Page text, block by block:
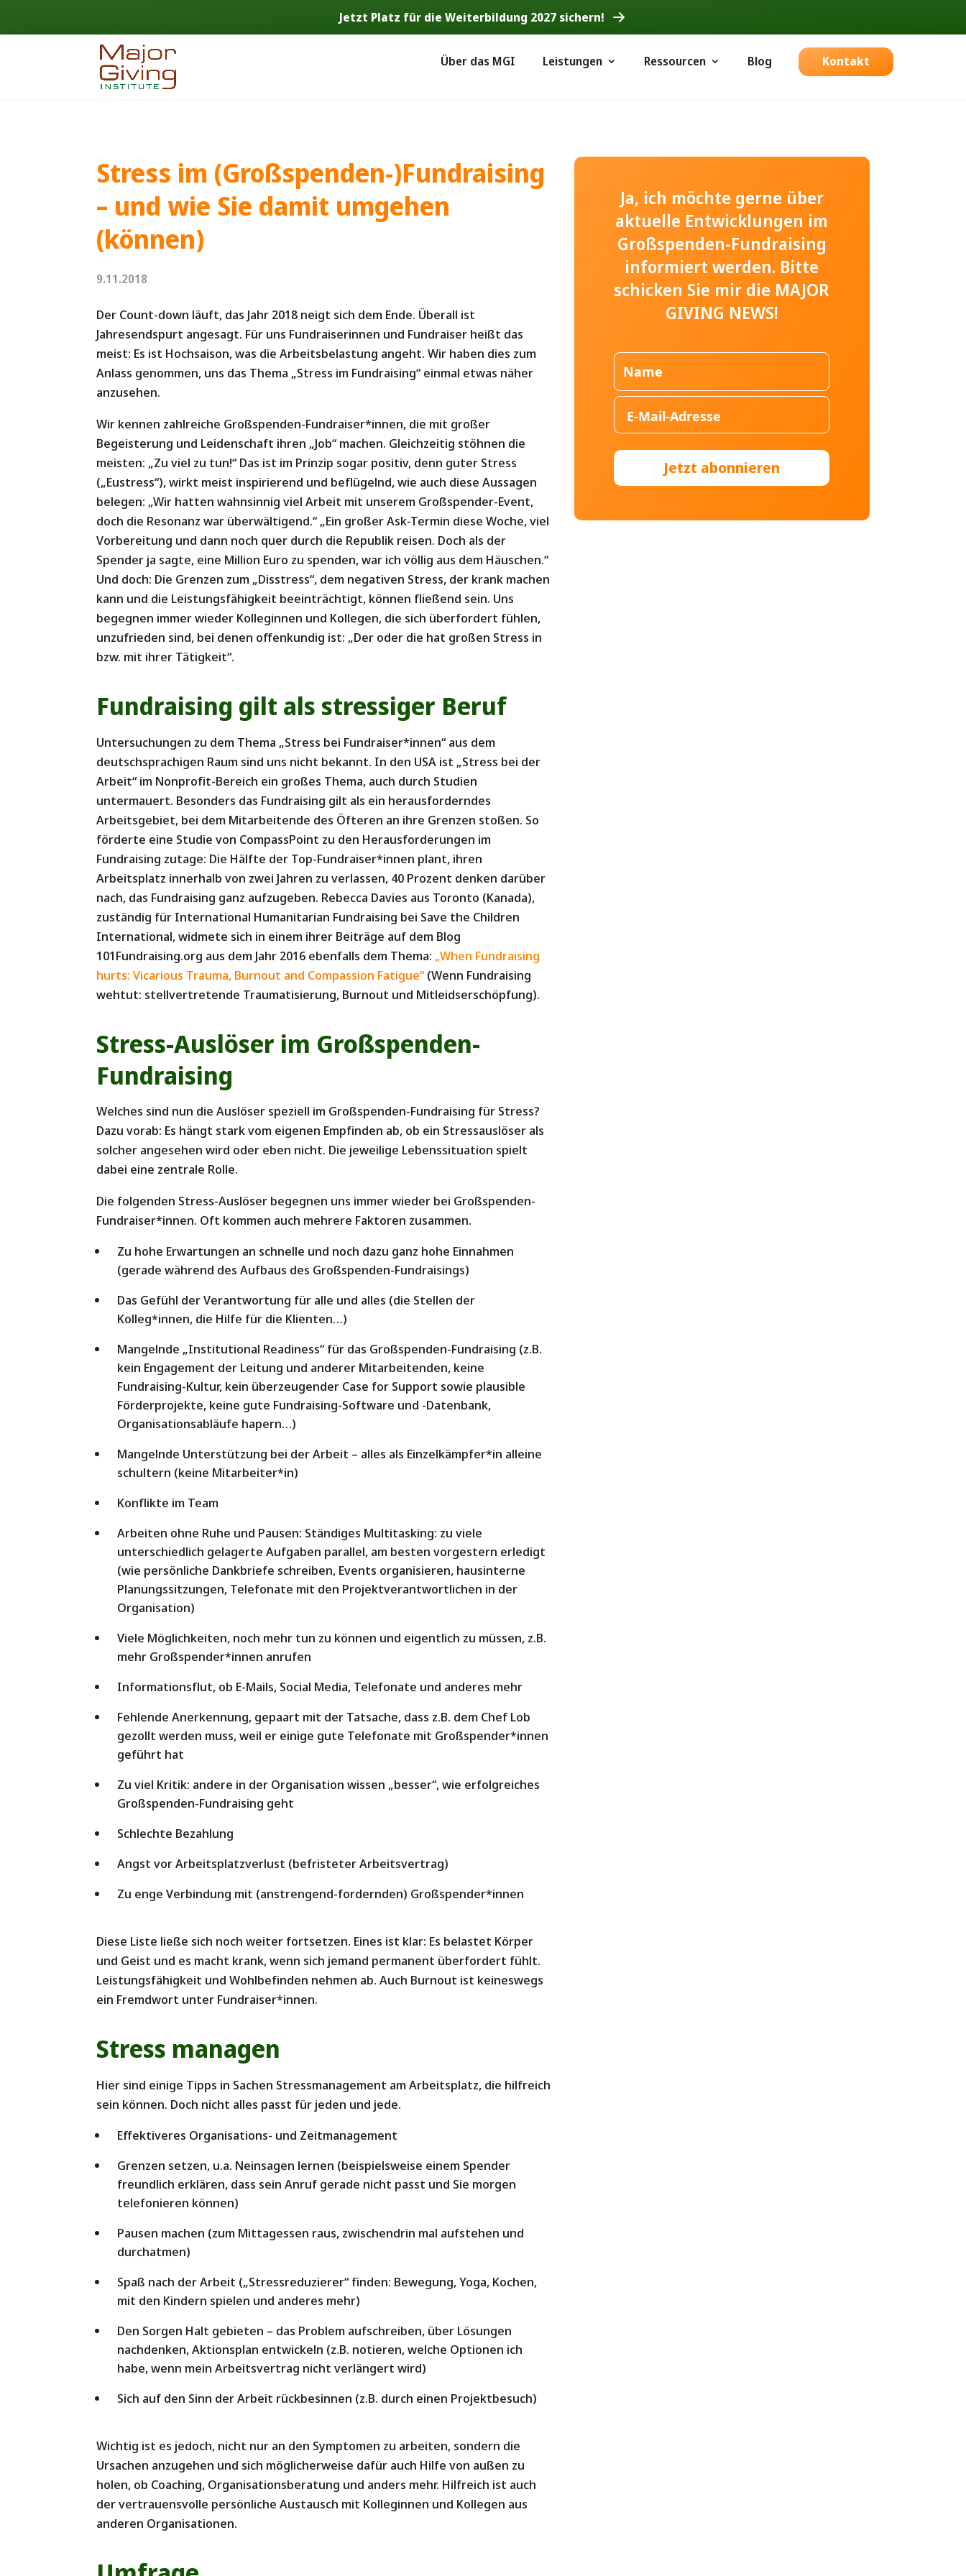
Jetzt Platz für die Weiterbildung 2027 sichern!
Über das MGI Leistungen Ressourcen Blog Kontakt
Stress im (Großspenden-)Fundraising
– und wie Sie damit umgehen
(können)
9.11.2018
Der Count-down läuft, das Jahr 2018 neigt sich dem Ende. Überall ist
Jahresendspurt angesagt. Für uns Fundraiserinnen und Fundraiser heißt das
meist: Es ist Hochsaison, was die Arbeitsbelastung angeht. Wir haben dies zum
Anlass genommen, uns das Thema „Stress im Fundraising“ einmal etwas näher
anzusehen.
Wir kennen zahlreiche Großspenden-Fundraiser*innen, die mit großer
Begeisterung und Leidenschaft ihren „Job“ machen. Gleichzeitig stöhnen die
meisten: „Zu viel zu tun!“ Das ist im Prinzip sogar positiv, denn guter Stress
(„Eustress“), wirkt meist inspirierend und beflügelnd, wie auch diese Aussagen
belegen: „Wir hatten wahnsinnig viel Arbeit mit unserem Großspender-Event,
doch die Resonanz war überwältigend.“ „Ein großer Ask-Termin diese Woche, viel
Vorbereitung und dann noch quer durch die Republik reisen. Doch als der
Spender ja sagte, eine Million Euro zu spenden, war ich völlig aus dem Häuschen.“
Und doch: Die Grenzen zum „Disstress“, dem negativen Stress, der krank machen
kann und die Leistungsfähigkeit beeinträchtigt, können fließend sein. Uns
begegnen immer wieder Kolleginnen und Kollegen, die sich überfordert fühlen,
unzufrieden sind, bei denen offenkundig ist: „Der oder die hat großen Stress in
bzw. mit ihrer Tätigkeit“.
Fundraising gilt als stressiger Beruf
Untersuchungen zu dem Thema „Stress bei Fundraiser*innen“ aus dem
deutschsprachigen Raum sind uns nicht bekannt. In den USA ist „Stress bei der
Arbeit“ im Nonprofit-Bereich ein großes Thema, auch durch Studien
untermauert. Besonders das Fundraising gilt als ein herausforderndes
Arbeitsgebiet, bei dem Mitarbeitende des Öfteren an ihre Grenzen stoßen. So
förderte eine Studie von CompassPoint zu den Herausforderungen im
Fundraising zutage: Die Hälfte der Top-Fundraiser*innen plant, ihren
Arbeitsplatz innerhalb von zwei Jahren zu verlassen, 40 Prozent denken darüber
nach, das Fundraising ganz aufzugeben. Rebecca Davies aus Toronto (Kanada),
zuständig für International Humanitarian Fundraising bei Save the Children
International, widmete sich in einem ihrer Beiträge auf dem Blog
101Fundraising.org aus dem Jahr 2016 ebenfalls dem Thema: „When Fundraising
hurts: Vicarious Trauma, Burnout and Compassion Fatigue“ (Wenn Fundraising
wehtut: stellvertretende Traumatisierung, Burnout und Mitleidserschöpfung).
Stress-Auslöser im Großspenden-
Fundraising
Welches sind nun die Auslöser speziell im Großspenden-Fundraising für Stress?
Dazu vorab: Es hängt stark vom eigenen Empfinden ab, ob ein Stressauslöser als
solcher angesehen wird oder eben nicht. Die jeweilige Lebenssituation spielt
dabei eine zentrale Rolle.
Die folgenden Stress-Auslöser begegnen uns immer wieder bei Großspenden-
Fundraiser*innen. Oft kommen auch mehrere Faktoren zusammen.
Zu hohe Erwartungen an schnelle und noch dazu ganz hohe Einnahmen
(gerade während des Aufbaus des Großspenden-Fundraisings)
Das Gefühl der Verantwortung für alle und alles (die Stellen der
Kolleg*innen, die Hilfe für die Klienten…)
Mangelnde „Institutional Readiness“ für das Großspenden-Fundraising (z.B.
kein Engagement der Leitung und anderer Mitarbeitenden, keine
Fundraising-Kultur, kein überzeugender Case for Support sowie plausible
Förderprojekte, keine gute Fundraising-Software und -Datenbank,
Organisationsabläufe hapern…)
Mangelnde Unterstützung bei der Arbeit – alles als Einzelkämpfer*in alleine
schultern (keine Mitarbeiter*in)
Konflikte im Team
Arbeiten ohne Ruhe und Pausen: Ständiges Multitasking: zu viele
unterschiedlich gelagerte Aufgaben parallel, am besten vorgestern erledigt
(wie persönliche Dankbriefe schreiben, Events organisieren, hausinterne
Planungssitzungen, Telefonate mit den Projektverantwortlichen in der
Organisation)
Viele Möglichkeiten, noch mehr tun zu können und eigentlich zu müssen, z.B.
mehr Großspender*innen anrufen
Informationsflut, ob E-Mails, Social Media, Telefonate und anderes mehr
Fehlende Anerkennung, gepaart mit der Tatsache, dass z.B. dem Chef Lob
gezollt werden muss, weil er einige gute Telefonate mit Großspender*innen
geführt hat
Zu viel Kritik: andere in der Organisation wissen „besser“, wie erfolgreiches
Großspenden-Fundraising geht
Schlechte Bezahlung
Angst vor Arbeitsplatzverlust (befristeter Arbeitsvertrag)
Zu enge Verbindung mit (anstrengend-fordernden) Großspender*innen
Diese Liste ließe sich noch weiter fortsetzen. Eines ist klar: Es belastet Körper
und Geist und es macht krank, wenn sich jemand permanent überfordert fühlt.
Leistungsfähigkeit und Wohlbefinden nehmen ab. Auch Burnout ist keineswegs
ein Fremdwort unter Fundraiser*innen.
Stress managen
Hier sind einige Tipps in Sachen Stressmanagement am Arbeitsplatz, die hilfreich
sein können. Doch nicht alles passt für jeden und jede.
Effektiveres Organisations- und Zeitmanagement
Grenzen setzen, u.a. Neinsagen lernen (beispielsweise einem Spender
freundlich erklären, dass sein Anruf gerade nicht passt und Sie morgen
telefonieren können)
Pausen machen (zum Mittagessen raus, zwischendrin mal aufstehen und
durchatmen)
Spaß nach der Arbeit („Stressreduzierer“ finden: Bewegung, Yoga, Kochen,
mit den Kindern spielen und anderes mehr)
Den Sorgen Halt gebieten – das Problem aufschreiben, über Lösungen
nachdenken, Aktionsplan entwickeln (z.B. notieren, welche Optionen ich
habe, wenn mein Arbeitsvertrag nicht verlängert wird)
Sich auf den Sinn der Arbeit rückbesinnen (z.B. durch einen Projektbesuch)
Wichtig ist es jedoch, nicht nur an den Symptomen zu arbeiten, sondern die
Ursachen anzugehen und sich möglicherweise dafür auch Hilfe von außen zu
holen, ob Coaching, Organisationsberatung und anders mehr. Hilfreich ist auch
der vertrauensvolle persönliche Austausch mit Kolleginnen und Kollegen aus
anderen Organisationen.
Ja, ich möchte gerne über
aktuelle Entwicklungen im
Großspenden-Fundraising
informiert werden. Bitte
schicken Sie mir die MAJOR
GIVING NEWS!
Jetzt abonnieren